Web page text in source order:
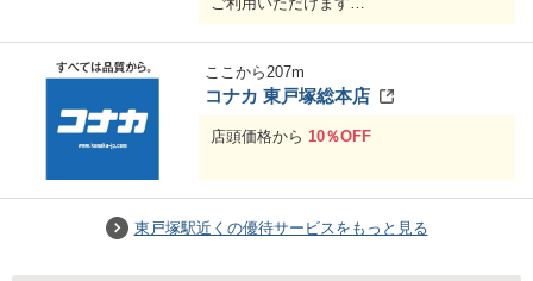
舗：一般料金からカラオケ室料10%OFF
★パーティーコースは総額
ここから207m
コナカ 東戸塚総本店
店頭価格から 10％OFF
東戸塚駅近くの優待サービスをもっと見る